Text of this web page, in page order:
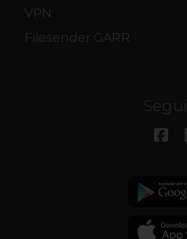
VPN
Filesender GARR